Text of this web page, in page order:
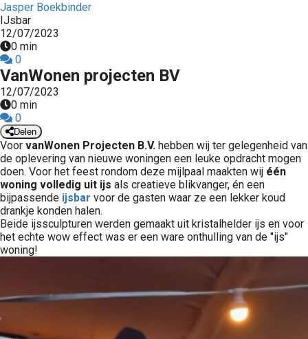
Jasper Boekbinder
IJsbar
12/07/2023
0 min
0
VanWonen projecten BV
12/07/2023
0 min
0
Delen
Voor vanWonen Projecten B.V. hebben wij ter gelegenheid van
de oplevering van nieuwe woningen een leuke opdracht mogen
doen. Voor het feest rondom deze mijlpaal maakten wij één
woning volledig uit ijs als creatieve blikvanger, én een
bijpassende ijsbar voor de gasten waar ze een lekker koud
drankje konden halen.
Beide ijssculpturen werden gemaakt uit kristalhelder ijs en voor
het echte wow effect was er een ware onthulling van de "ijs"
woning!